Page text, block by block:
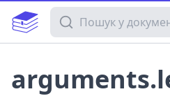
Пошук у документації